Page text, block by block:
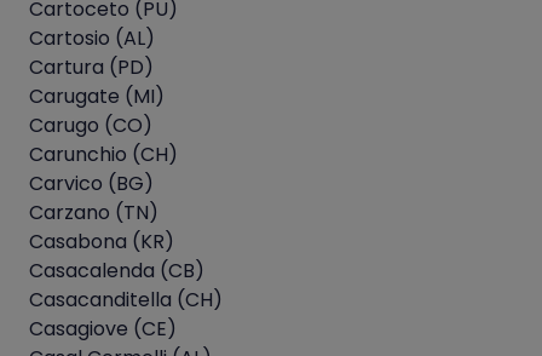
Cartoceto (PU)
Cartosio (AL)
Cartura (PD)
Carugate (MI)
Carugo (CO)
Carunchio (CH)
Carvico (BG)
Carzano (TN)
Casabona (KR)
Casacalenda (CB)
Casacanditella (CH)
Casagiove (CE)